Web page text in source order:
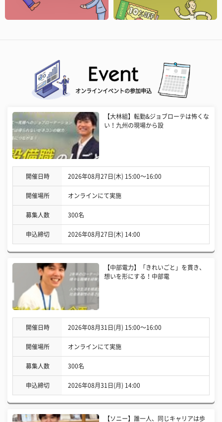
オンラインイベントの参加申込
【大林組】転勤&ジョブローテは怖くな
い！九州の現場から設
開催日時 2026年08月27日(木) 15:00〜16:00
開催場所 オンラインにて実施
募集人数 300名
申込締切 2026年08月27日(木) 14:00
【中部電力】「きれいごと」を貫き、
想いを形にする！中部電
開催日時 2026年08月31日(月) 15:00〜16:00
開催場所 オンラインにて実施
募集人数 300名
申込締切 2026年08月31日(月) 14:00
【ソニー】誰一人、同じキャリアは歩